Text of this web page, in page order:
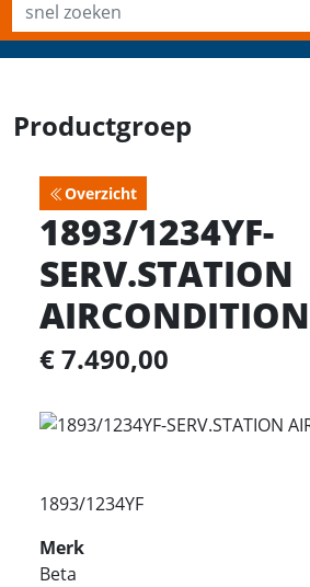
Productgroep
Overzicht
1893/1234YF-
SERV.STATION
€ 7.490,00
1893/1234YF
Merk
Beta